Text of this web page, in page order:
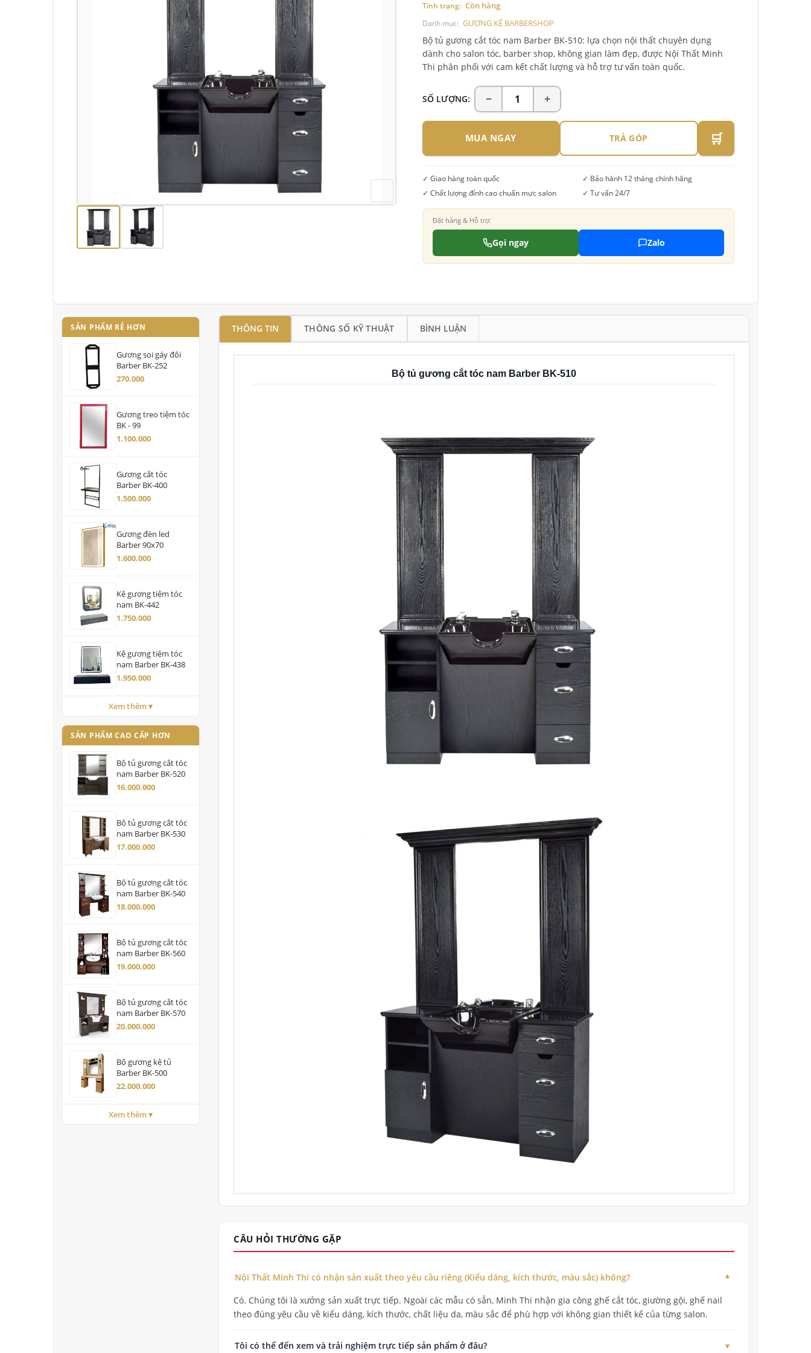
Tình trạng: Còn hàng
Danh mục: GƯƠNG KỆ BARBERSHOP
Bộ tủ gương cắt tóc nam Barber BK-510: lựa chọn nội thất chuyên dụng
dành cho salon tóc, barber shop, không gian làm đẹp, được Nội Thất Minh
Thi phân phối với cam kết chất lượng và hỗ trợ tư vấn toàn quốc.
SỐ LƯỢNG:
MUA NGAY TRẢ GÓP 🛒
✓ Giao hàng toàn quốc
✓ Bảo hành 12 tháng chính hãng
✓ Chất lượng đỉnh cao chuẩn mực salon
✓ Tư vấn 24/7
Đặt hàng & Hỗ trợ:
Gọi ngay Zalo
SẢN PHẨM RẺ HƠN
Gương soi gáy đôi
Barber BK-252
270.000
Gương treo tiệm tóc
BK - 99
1.100.000
Gương cắt tóc
Barber BK-400
1.500.000
Gương đèn led
Barber 90x70
1.600.000
Kệ gương tiệm tóc
nam BK-442
1.750.000
Kệ gương tiệm tóc
nam Barber BK-438
1.950.000
Xem thêm ▾
SẢN PHẨM CAO CẤP HƠN
Bộ tủ gương cắt tóc
nam Barber BK-520
16.000.000
Bộ tủ gương cắt tóc
nam Barber BK-530
17.000.000
Bộ tủ gương cắt tóc
nam Barber BK-540
18.000.000
Bộ tủ gương cắt tóc
nam Barber BK-560
19.000.000
Bộ tủ gương cắt tóc
nam Barber BK-570
20.000.000
Bộ gương kệ tủ
Barber BK-500
22.000.000
Xem thêm ▾
THÔNG TIN THÔNG SỐ KỸ THUẬT BÌNH LUẬN
Bộ tủ gương cắt tóc nam Barber BK-510
CÂU HỎI THƯỜNG GẶP
Nội Thất Minh Thi có nhận sản xuất theo yêu cầu riêng (Kiểu dáng, kích thước, màu sắc) không?
Có. Chúng tôi là xưởng sản xuất trực tiếp. Ngoài các mẫu có sẵn, Minh Thi nhận gia công ghế cắt tóc, giường gội, ghế nail
theo đúng yêu cầu về kiểu dáng, kích thước, chất liệu da, màu sắc để phù hợp với không gian thiết kế của từng salon.
Tôi có thể đến xem và trải nghiệm trực tiếp sản phẩm ở đâu?